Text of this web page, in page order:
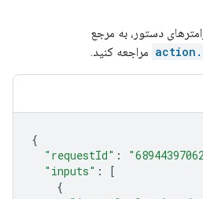
دستور، به مرجع
مراجعه کنید.
{
"requestId" :
"inputs" :
[
{